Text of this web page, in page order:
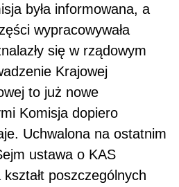
była informowana, a
wypracowywała
się w rządowym
Krajowej
to już nowe
Komisja dopiero
Uchwalona na ostatnim
ustawa o KAS
poszczególnych